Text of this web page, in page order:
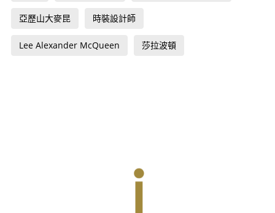
亞歷山大麥昆 時裝設計師
Lee Alexander McQueen 莎拉波頓